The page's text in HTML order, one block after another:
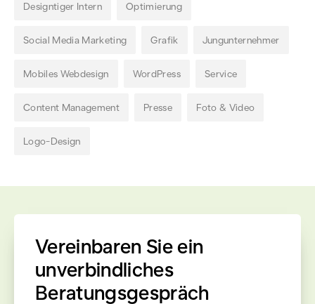
Designtiger Intern Optimierung
Social Media Marketing Grafik Jungunternehmer
Mobiles Webdesign WordPress Service
Content Management Presse Foto & Video
Logo-Design
Vereinbaren Sie ein
unverbindliches
Beratungsgespräch